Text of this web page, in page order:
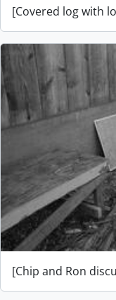
[Covered log with
[Chip and Ron